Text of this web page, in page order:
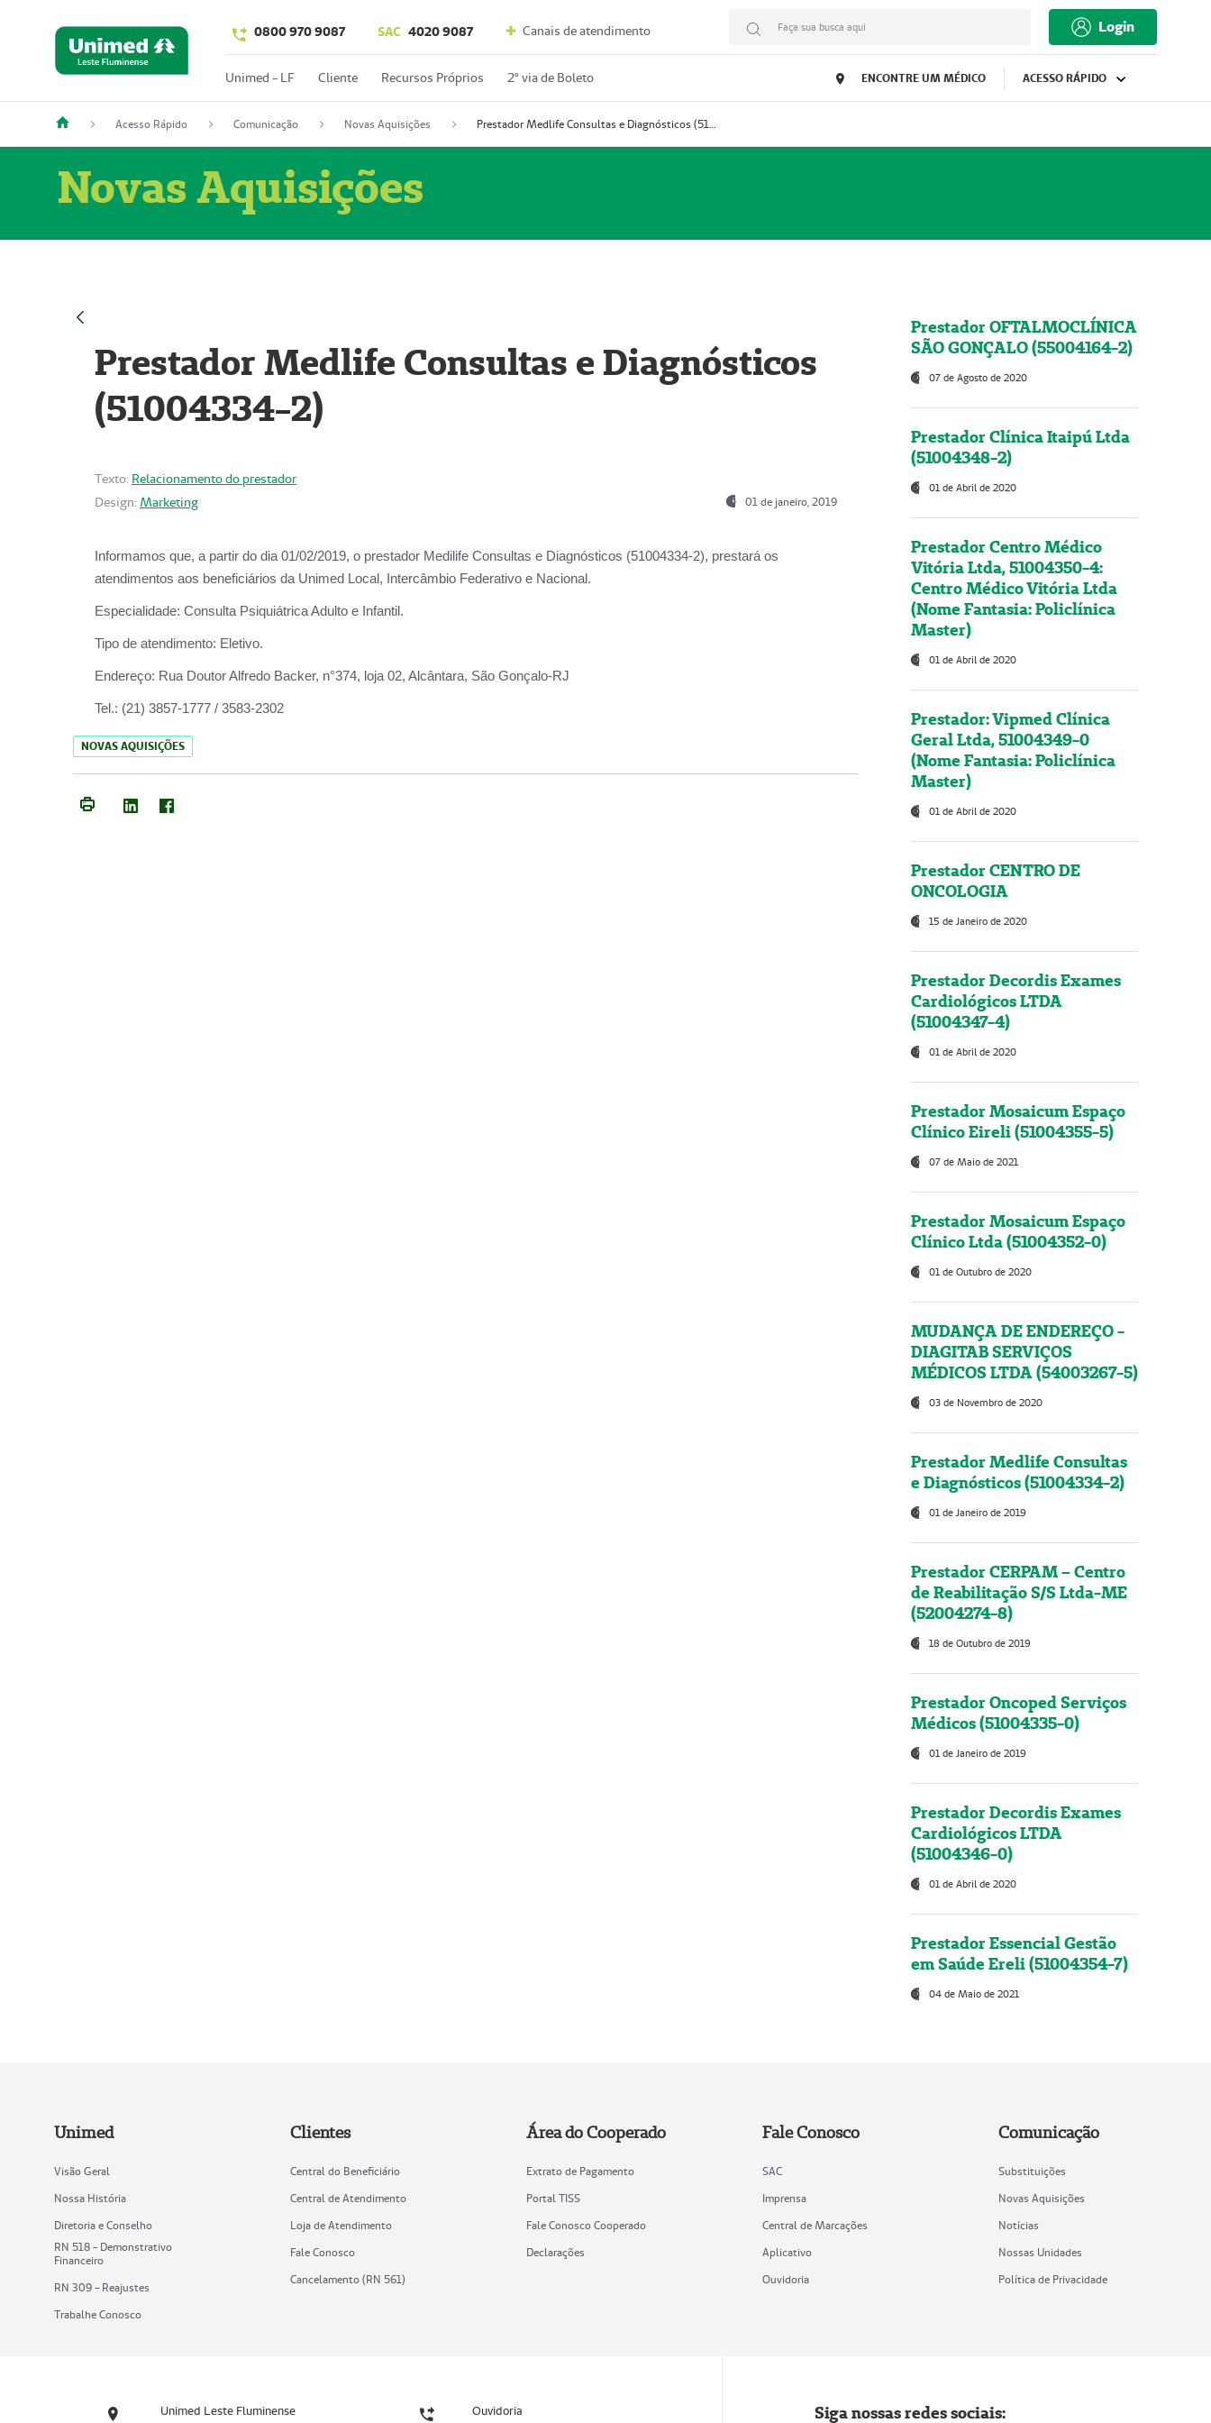
0800 970 9087 SAC 4020 9087 Canais de atendimento Faça sua busca aqui Login
Unimed - LF Cliente Recursos Próprios 2º via de Boleto ENCONTRE UM MÉDICO ACESSO RÁPIDO
Acesso Rápido Comunicação Novas Aquisições Prestador Medlife Consultas e Diagnósticos (51004334-2)
Novas Aquisições
Prestador Medlife Consultas e Diagnósticos
(51004334-2)
Texto: Relacionamento do prestador
Design: Marketing 01 de janeiro, 2019
Informamos que, a partir do dia 01/02/2019, o prestador Medilife Consultas e Diagnósticos (51004334-2), prestará os
atendimentos aos beneficiários da Unimed Local, Intercâmbio Federativo e Nacional.
Especialidade: Consulta Psiquiátrica Adulto e Infantil.
Tipo de atendimento: Eletivo.
Endereço: Rua Doutor Alfredo Backer, n°374, loja 02, Alcântara, São Gonçalo-RJ
Tel.: (21) 3857-1777 / 3583-2302
NOVAS AQUISIÇÕES
Prestador OFTALMOCLÍNICA
SÃO GONÇALO (55004164-2)
07 de Agosto de 2020
Prestador Clínica Itaipú Ltda
(51004348-2)
01 de Abril de 2020
Prestador Centro Médico
Vitória Ltda, 51004350-4:
Centro Médico Vitória Ltda
(Nome Fantasia: Policlínica
Master)
01 de Abril de 2020
Prestador: Vipmed Clínica
Geral Ltda, 51004349-0
(Nome Fantasia: Policlínica
Master)
01 de Abril de 2020
Prestador CENTRO DE
ONCOLOGIA
15 de Janeiro de 2020
Prestador Decordis Exames
Cardiológicos LTDA
(51004347-4)
01 de Abril de 2020
Prestador Mosaicum Espaço
Clínico Eireli (51004355-5)
07 de Maio de 2021
Prestador Mosaicum Espaço
Clínico Ltda (51004352-0)
01 de Outubro de 2020
MUDANÇA DE ENDEREÇO -
DIAGITAB SERVIÇOS
MÉDICOS LTDA (54003267-5)
03 de Novembro de 2020
Prestador Medlife Consultas
e Diagnósticos (51004334-2)
01 de Janeiro de 2019
Prestador CERPAM – Centro
de Reabilitação S/S Ltda-ME
(52004274-8)
18 de Outubro de 2019
Prestador Oncoped Serviços
Médicos (51004335-0)
01 de Janeiro de 2019
Prestador Decordis Exames
Cardiológicos LTDA
(51004346-0)
01 de Abril de 2020
Prestador Essencial Gestão
em Saúde Ereli (51004354-7)
04 de Maio de 2021
Unimed
Visão Geral
Nossa História
Diretoria e Conselho
RN 518 - Demonstrativo
Financeiro
RN 309 - Reajustes
Trabalhe Conosco
Clientes
Central do Beneficiário
Central de Atendimento
Loja de Atendimento
Fale Conosco
Cancelamento (RN 561)
Área do Cooperado
Extrato de Pagamento
Portal TISS
Fale Conosco Cooperado
Declarações
Fale Conosco
SAC
Imprensa
Central de Marcações
Aplicativo
Ouvidoria
Comunicação
Substituições
Novas Aquisições
Notícias
Nossas Unidades
Política de Privacidade
Unimed Leste Fluminense Ouvidoria Siga nossas redes sociais: